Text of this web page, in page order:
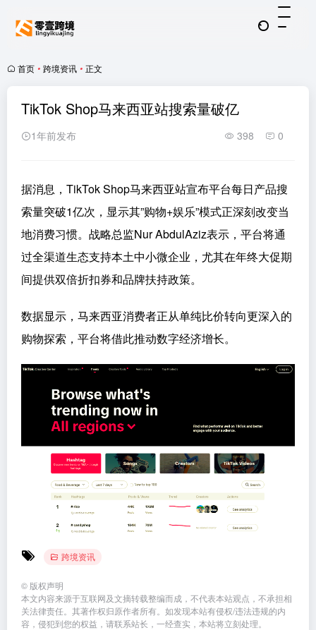
首页 • 跨境资讯 • 正文
TikTok Shop马来西亚站搜索量破亿
1年前发布 398 0
据消息，TikTok Shop马来西亚站宣布平台每日产品搜
索量突破1亿次，显示其”购物+娱乐”模式正深刻改变当
地消费习惯。战略总监Nur AbdulAziz表示，平台将通
过全渠道生态支持本土中小微企业，尤其在年终大促期
间提供双倍折扣券和品牌扶持政策。
数据显示，马来西亚消费者正从单纯比价转向更深入的
购物探索，平台将借此推动数字经济增长。
跨境资讯
© 版权声明
本文内容来源于互联网及文摘转载整编而成，不代表本站观点，不承担相
关法律责任。其著作权归原作者所有。如发现本站有侵权/违法违规的内
容，侵犯到您的权益，请联系站长，一经查实，本站将立刻处理。